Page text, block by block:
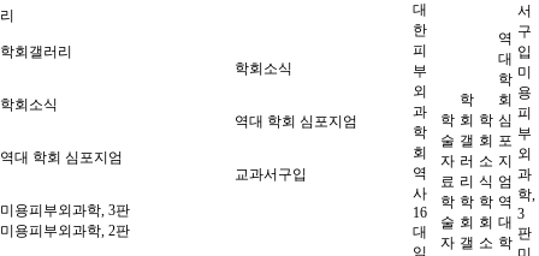
리
학회갤러리
학회소식
학회소식
역대 학회 심포지엄
역대 학회 심포지엄
교과서구입
미용피부외과학, 3판
미용피부외과학, 2판
대
한
피
부
외
과
학
회
역
사
16
대
임
학
술
자
료
학
술
자
학
회
갤
러
리
학
회
갤
학
회
소
식
학
회
소
역
대
학
회
심
포
지
엄
역
대
학
서
구
입
미
용
피
부
외
과
학,
3
판